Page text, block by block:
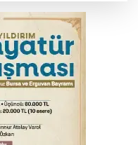
kafasını çarpan
kazada